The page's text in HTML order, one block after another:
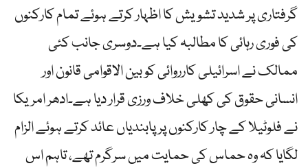
گرفتاری پر شدید تشویش کا اظہار کرتے ہوئے تمام کارکنوں
کی فوری رہائی کا مطالبہ کیا ہے۔دوسری جانب کئی
ممالک نے اسرائیلی کارروائی کو بین الاقوامی قانون اور
انسانی حقوق کی کھلی خلاف ورزی قرار دیا ہے۔ادھر امریکا
نے فلوٹیلا کے چار کارکنوں پر پابندیاں عائد کرتے ہوئے الزام
لگایا کہ وہ حماس کی حمایت میں سرگرم تھے، تاہم اس